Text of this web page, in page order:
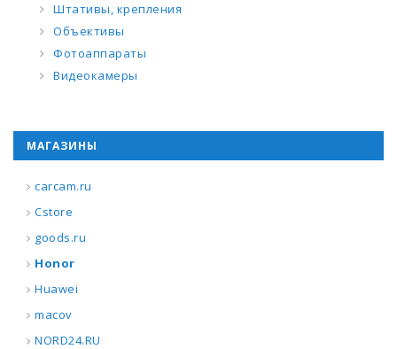
Штативы, крепления
Объективы
Фотоаппараты
Видеокамеры
МАГАЗИНЫ
carcam.ru
Cstore
goods.ru
Honor
Huawei
macov
NORD24.RU